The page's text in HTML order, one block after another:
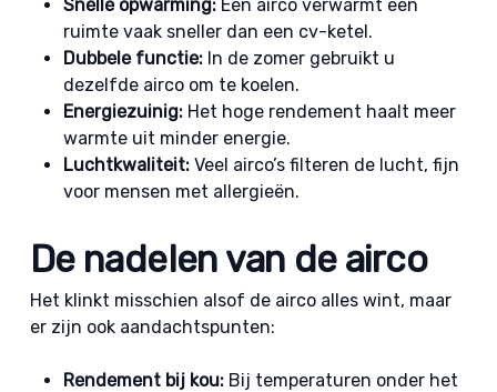
Snelle opwarming:Een airco verwarmt een
ruimte vaak sneller dan een cv-ketel.
Dubbele functie:In de zomer gebruikt u
dezelfde airco om te koelen.
Energiezuinig:Het hoge rendement haalt meer
warmte uit minder energie.
Luchtkwaliteit:Veel airco’s filteren de lucht, fijn
voor mensen met allergieën.
De nadelen van de airco
Het klinkt misschien alsof de airco alles wint, maar
er zijn ook aandachtspunten:
Rendement bij kou:Bij temperaturen onder het